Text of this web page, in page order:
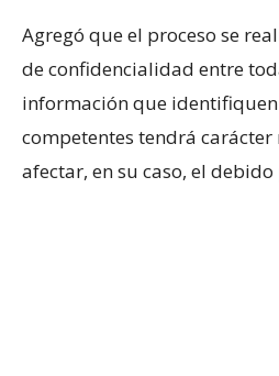
Agregó que el proceso se
de confidencialidad entre
información que
competentes tendrá carácter
afectar, en su caso, el debido